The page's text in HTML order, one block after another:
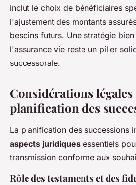
inclut le choix de bénéficiaires
l'ajustement des montants
besoins futurs. Une stratégie
l'assurance vie reste un pilier
successorale.
Considérations légales
planification des
La planification des successions
aspects juridiques essentiels
transmission conforme aux
Rôle des testaments et des